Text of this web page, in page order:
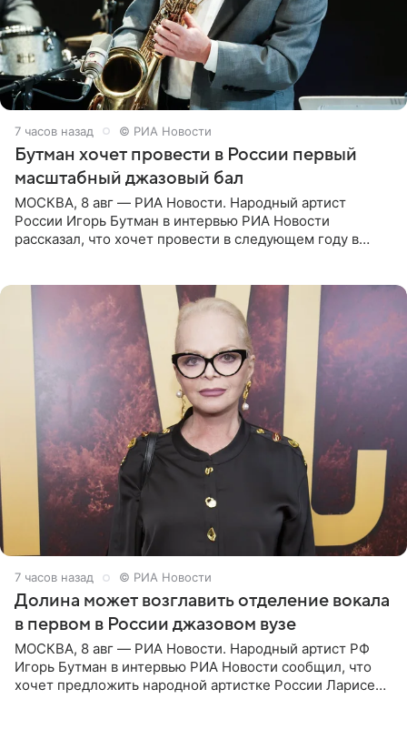
7 часов назад © РИА Новости
Бутман хочет провести в России первый
масштабный джазовый бал
МОСКВА, 8 авг — РИА Новости. Народный артист
России Игорь Бутман в интервью РИА Новости
рассказал, что хочет провести в следующем году в
7 часов назад © РИА Новости
Долина может возглавить отделение вокала
в первом в России джазовом вузе
МОСКВА, 8 авг — РИА Новости. Народный артист РФ
Игорь Бутман в интервью РИА Новости сообщил, что
хочет предложить народной артистке России Ларисе